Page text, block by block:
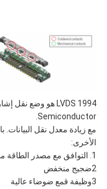
Semiconductor.
مع زيادة معدل نقل البيانات.
الأخرى:
1. التوافق مع مصدر الطاقة منخفض الجهد
2ضجيج منخفض
3وظيفة قمع ضوضاء عالية